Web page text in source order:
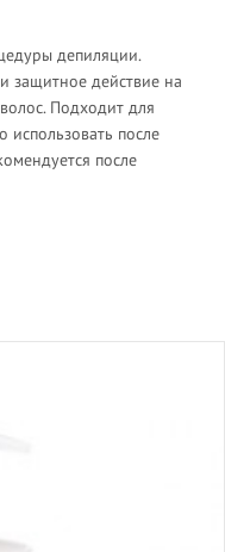
депиляции.
защитное действие на
Подходит для
после
после